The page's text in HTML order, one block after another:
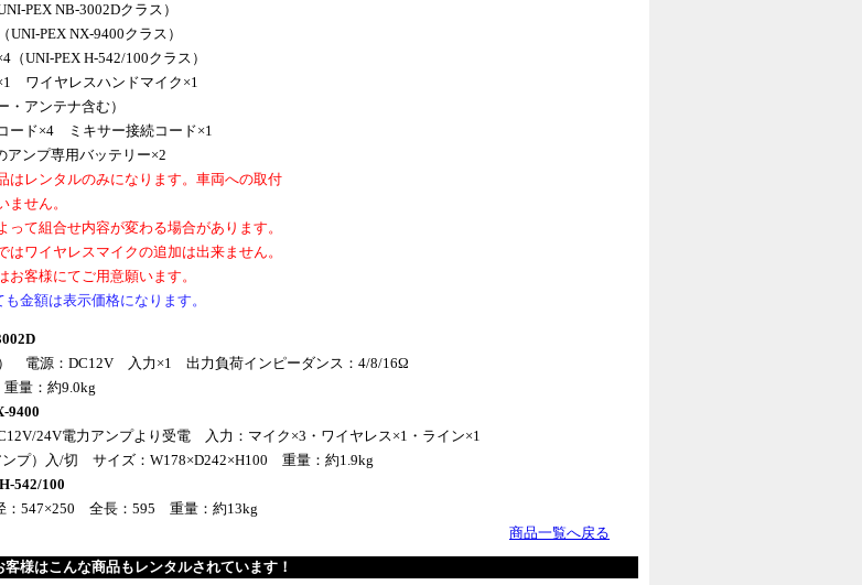
PEX NB-3002Dクラス）
UNI-PEX NX-9400クラス）
（UNI-PEX H-542/100クラス）
ワイヤレスハンドマイク×1
・アンテナ含む）
ード×4 ミキサー接続コード×1
アンプ専用バッテリー×2
はレンタルのみになります。車両への取付
ません。
って組合せ内容が変わる場合があります。
はワイヤレスマイクの追加は出来ません。
お客様にてご用意願います。
金額は表示価格になります。
） 電源：DC12V 入力×1 出力負荷インピーダンス：4/8/16Ω
量：約9.0kg
9400
24V電力アンプより受電 入力：マイク×3・ワイヤレス×1・ライン×1
ンプ）入/切 サイズ：W178×D242×H100 重量：約1.9kg
542/100
547×250 全長：595 重量：約13kg
商品一覧へ戻る
様はこんな商品もレンタルされています！